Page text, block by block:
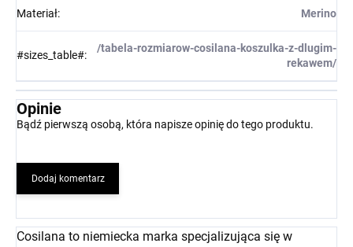
Materiał: Merino
#sizes_table#:
/tabela-rozmiarow-cosilana-koszulka-z-dlugim-
rekawem/
Opinie
Bądź pierwszą osobą, która napisze opinię do tego produktu.
Dodaj komentarz
Cosilana to niemiecka marka specjalizująca się w